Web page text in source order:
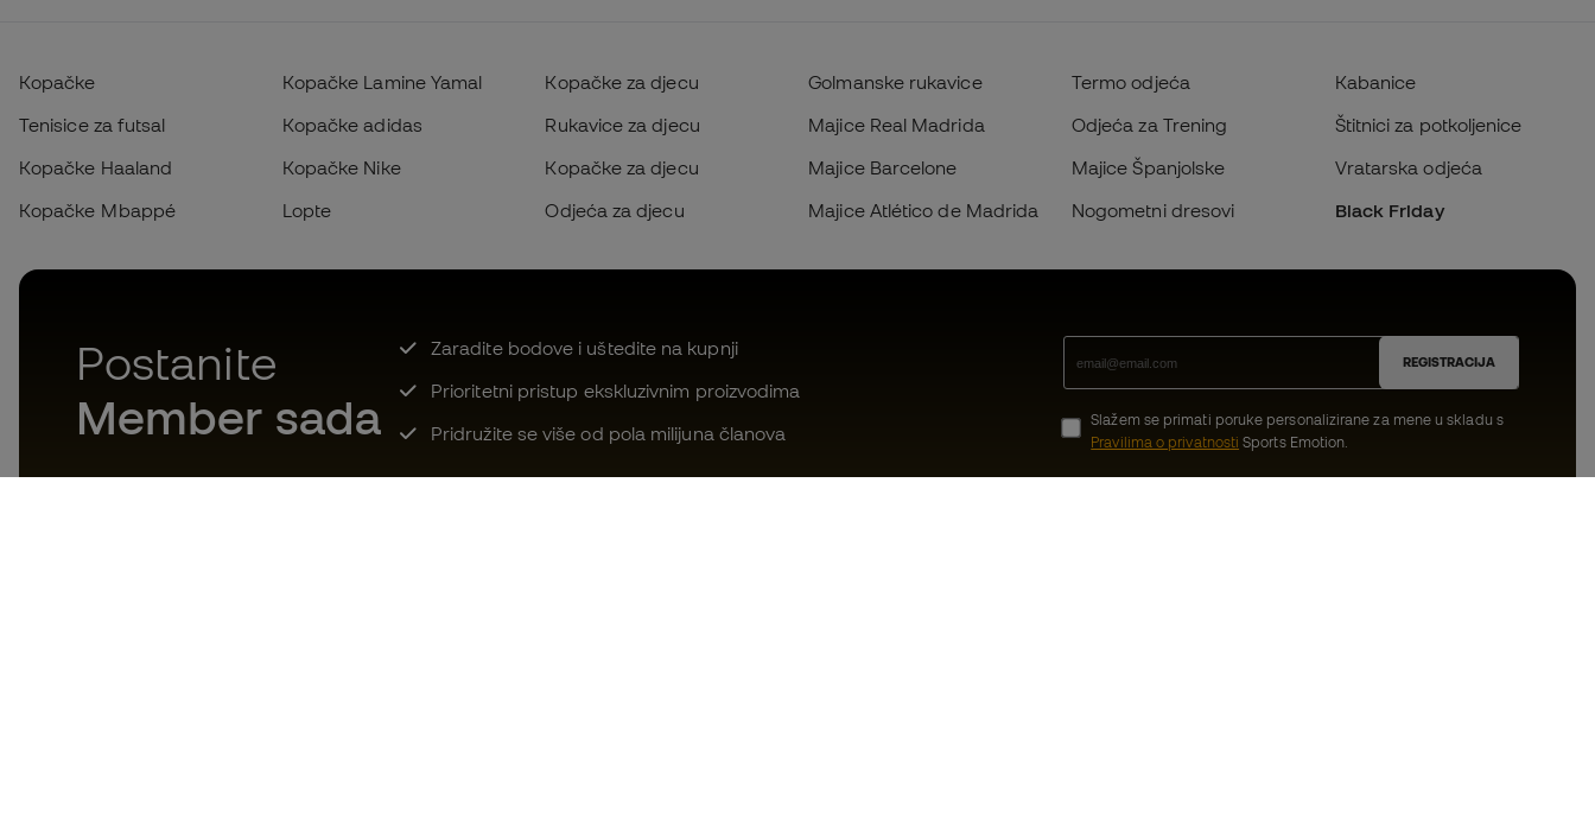
Kopačke
Tenisice za futsal
Kopačke Haaland
Kopačke Mbappé
Kopačke Lamine Yamal
Kopačke adidas
Kopačke Nike
Lopte
Kopačke za djecu
Rukavice za djecu
Kopačke za djecu
Odjeća za djecu
Golmanske rukavice
Majice Real Madrida
Majice Barcelone
Majice Atlético de Madrida
Termo odjeća
Odjeća za Trening
Majice Španjolske
Nogometni dresovi
Kabanice
Štitnici za potkoljenice
Vratarska odjeća
Black Friday
Postanite
Member sada
Zaradite bodove i uštedite na kupnji
Prioritetni pristup ekskluzivnim proizvodima
Pridružite se više od pola milijuna članova
REGISTRACIJA
Slažem se primati poruke personalizirane za mene u skladu s
Pravilima o privatnosti Sports Emotion.